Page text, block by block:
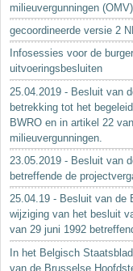
milieuvergunningen (OMV)
gecoordineerde versie 2
Infosessies voor de
uitvoeringsbesluiten
25.04.2019 - Besluit van
betrekking tot het
BWRO en in artikel 22
milieuvergunningen.
23.05.2019 - Besluit van
betreffende de
25.04.19 - Besluit van de
wijziging van het besluit
van 29 juni 1992
In het Belgisch
van de Brusselse